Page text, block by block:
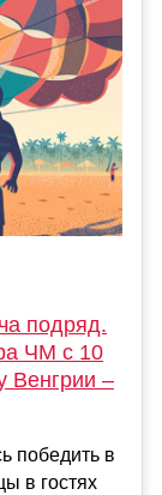
подряд.
ЧМ с 10
Венгрии –
победить в
в гостях